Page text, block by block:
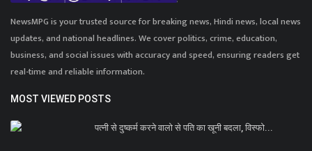
NewsMPG is your trusted source for breaking news, Hindi news, local news
updates, and national headlines. We cover politics, crime, education,
business, and social issues with accuracy and speed, ensuring readers get
real-time and reliable information.
MOST VIEWED POSTS
पत्नी से दुष्कर्म करने वालो से पति का खूनी बदला, विस्फो...